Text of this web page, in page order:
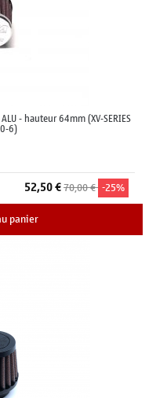
- hauteur 64mm (XV-SERIES
6)
52,50 €70,00 € -25%
panier